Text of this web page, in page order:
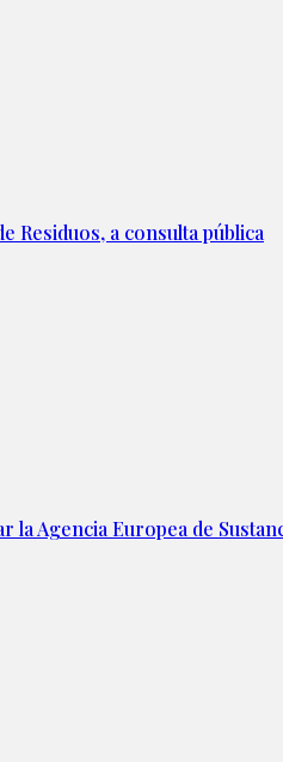
Residuos, a consulta pública
la Agencia Europea de